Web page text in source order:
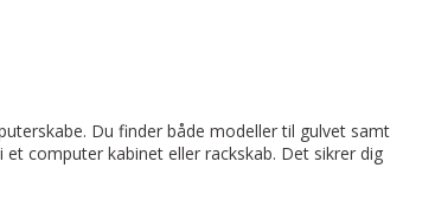
Du finder både modeller til gulvet samt
computer kabinet eller rackskab. Det sikrer dig